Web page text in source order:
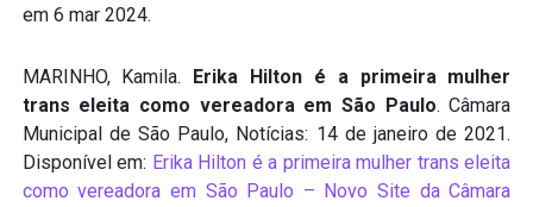
em 6 mar 2024.
MARINHO, Kamila.
Erika Hilton é a primeira mulher
trans eleita como vereadora em São Paulo. Câmara
Municipal de São Paulo, Notícias: 14 de janeiro de 2021.
Disponível em: Erika Hilton é a primeira mulher trans eleita
como vereadora em São Paulo – Novo Site da Câmara